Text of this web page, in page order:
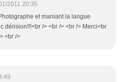
2011 20:35
et maniant la langue
dérision!!!<br /> <br /> <br /> Merci<br
<br />